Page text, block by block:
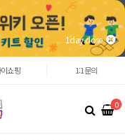
1day close
쇼핑 1:1문의
0